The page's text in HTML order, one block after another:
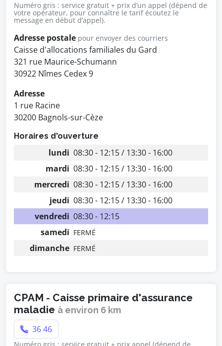
Numéro gris : service gratuit + prix d’un appel (dépend de
votre opérateur, pour connaître le tarif écoutez le
message en début d’appel).
Adresse postale pour envoyer des courriers
Caisse d'allocations familiales du Gard
321 rue Maurice-Schumann
30922 Nîmes Cedex 9
Adresse
1 rue Racine
30200 Bagnols-sur-Cèze
Horaires d'ouverture
lundi 08:30 - 12:15 / 13:30 - 16:00
mardi 08:30 - 12:15 / 13:30 - 16:00
mercredi 08:30 - 12:15 / 13:30 - 16:00
jeudi 08:30 - 12:15 / 13:30 - 16:00
vendredi 08:30 - 12:15
samedi FERMÉ
dimanche FERMÉ
CPAM - Caisse primaire d'assurance
maladie à environ 6 km
36 46